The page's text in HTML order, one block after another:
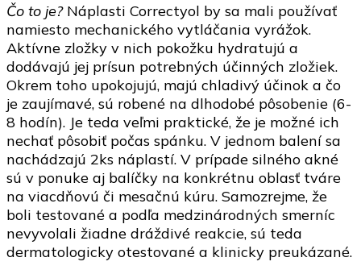
Čo to je?Náplasti Correctyol by sa mali používať
namiesto mechanického vytláčania vyrážok.
Aktívne zložky v nich pokožku hydratujú a
dodávajú jej prísun potrebných účinných zložiek.
Okrem toho upokojujú, majú chladivý účinok a čo
je zaujímavé, sú robené na dlhodobé pôsobenie (6-
8 hodín). Je teda veľmi praktické, že je možné ich
nechať pôsobiť počas spánku. V jednom balení sa
nachádzajú 2ks náplastí. V prípade silného akné
sú v ponuke aj balíčky na konkrétnu oblasť tváre
na viacdňovú či mesačnú kúru. Samozrejme, že
boli testované a podľa medzinárodných smerníc
nevyvolali žiadne dráždivé reakcie, sú teda
dermatologicky otestované a klinicky preukázané.